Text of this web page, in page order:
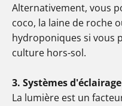
Alternativement, vous
coco, la laine de roche
hydroponiques si vous
culture hors-sol.
3. Systèmes
La lumière est un